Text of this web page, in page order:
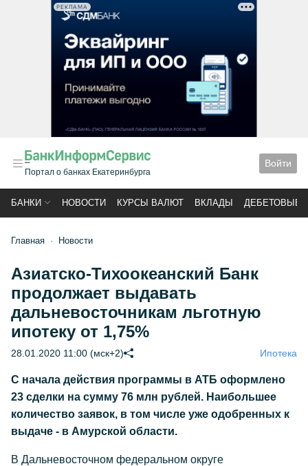
РЕКЛАМА
Портал о банках Екатеринбурга
Войти
БАНКИ НОВОСТИ КУРСЫ ВАЛЮТ ВКЛАДЫ ДЕБЕТОВЫЕ
Главная Новости
Азиатско-Тихоокеанский Банк
продолжает выдавать
дальневосточникам льготную
ипотеку от 1,75%
28.01.2020 11:00 (мск+2) Ипотека
С начала действия программы в АТБ оформлено
23 сделки на сумму 76 млн рублей. Наибольшее
количество заявок, в том числе уже одобренных к
выдаче - в Амурской области.
В Дальневосточном федеральном округе